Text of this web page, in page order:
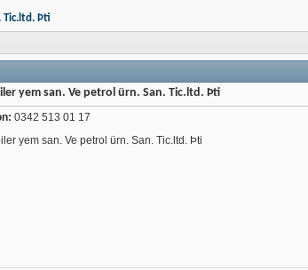
Tic.ltd. Þti
yem san. Ve petrol ürn. San. Tic.ltd. Þti
0342 513 01 17
yem san. Ve petrol ürn. San. Tic.ltd. Þti